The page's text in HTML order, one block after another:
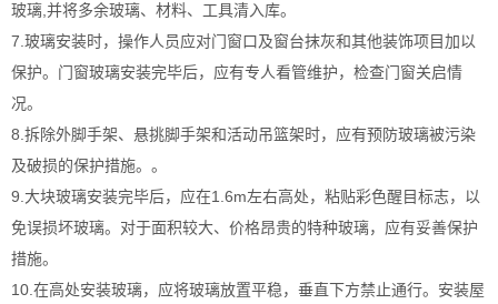
玻璃,并将多余玻璃、材料、工具清入库。
7.玻璃安装时，操作人员应对门窗口及窗台抹灰和其他装饰项目加以
保护。门窗玻璃安装完毕后，应有专人看管维护，检查门窗关启情
况。
8.拆除外脚手架、悬挑脚手架和活动吊篮架时，应有预防玻璃被污染
及破损的保护措施。。
9.大块玻璃安装完毕后，应在1.6m左右高处，粘贴彩色醒目标志，以
免误损坏玻璃。对于面积较大、价格昂贵的特种玻璃，应有妥善保护
措施。
10.在高处安装玻璃，应将玻璃放置平稳，垂直下方禁止通行。安装屋